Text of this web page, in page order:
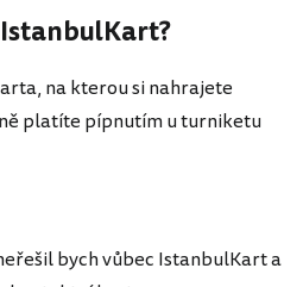
na kterou si nahrajete
platíte pípnutím u turniketu
bych vůbec IstanbulKart a